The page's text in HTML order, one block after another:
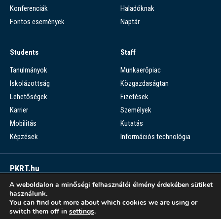
Konferenciák
Fontos események
Haladóknak
Naptár
Students
Tanulmányok
Iskolázottság
Lehetőségek
Karrier
Mobilitás
Képzések
Staff
Munkaerőpiac
Közgazdaságtan
Fizetések
Személyek
Kutatás
Információs technológia
PKRT.hu
Piaci Kérdések Részletes Tára
PKRT >
A weboldalon a minőségi felhasználói élmény érdekében sütiket
használunk.
You can find out more about which cookies we are using or
switch them off in settings.